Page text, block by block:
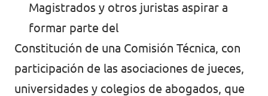
Magistrados y otros juristas aspirar a
formar parte del
Constitución de una Comisión Técnica, con
participación de las asociaciones de jueces,
universidades y colegios de abogados, que